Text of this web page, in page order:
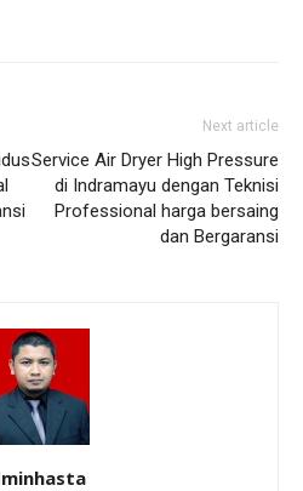
Next article
Service Air Dryer High Pressure
di Indramayu dengan Teknisi
Professional harga bersaing
dan Bergaransi